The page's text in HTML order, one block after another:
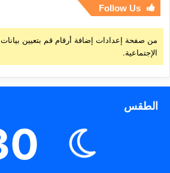
Follow Us
من صفحة إعدادات إضافة أرقام قم بتعيين
الإجتماعية.
الطقس